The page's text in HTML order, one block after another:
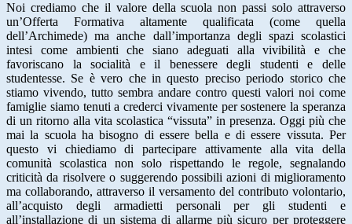
Noi crediamo che il valore della scuola non passi solo attraverso
un’Offerta Formativa altamente qualificata (come quella
dell’Archimede) ma anche dall’importanza degli spazi scolastici
intesi come ambienti che siano adeguati alla vivibilità e che
favoriscano la socialità e il benessere degli studenti e delle
studentesse. Se è vero che in questo preciso periodo storico che
stiamo vivendo, tutto sembra andare contro questi valori noi come
famiglie siamo tenuti a crederci vivamente per sostenere la speranza
di un ritorno alla vita scolastica “vissuta” in presenza. Oggi più che
mai la scuola ha bisogno di essere bella e di essere vissuta. Per
questo vi chiediamo di partecipare attivamente alla vita della
comunità scolastica non solo rispettando le regole, segnalando
criticità da risolvere o suggerendo possibili azioni di miglioramento
ma collaborando, attraverso il versamento del contributo volontario,
all’acquisto degli armadietti personali per gli studenti e
all’installazione di un sistema di allarme più sicuro per proteggere